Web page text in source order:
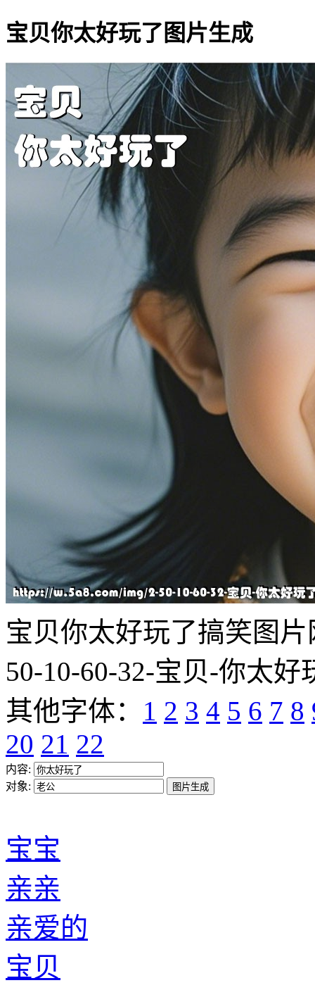
宝贝你太好玩了图片生成
宝贝你太好玩了搞笑图片
50-10-60-32-宝贝-你太好
其他字体： 1 2 3 4 5 6 7 8
20 21 22
内容:
对象:
宝宝
亲亲
亲爱的
宝贝